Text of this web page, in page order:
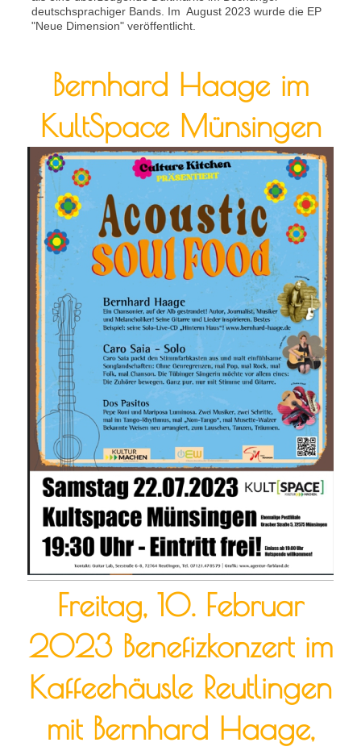
deutschsprachiger Bands. Im August 2023 wurde die EP
"Neue Dimension" veröffentlicht.
Bernhard Haage im
KultSpace Münsingen
Freitag, 10. Februar
2023 Benefizkonzert im
Kaffeehäusle Reutlingen
mit Bernhard Haage,